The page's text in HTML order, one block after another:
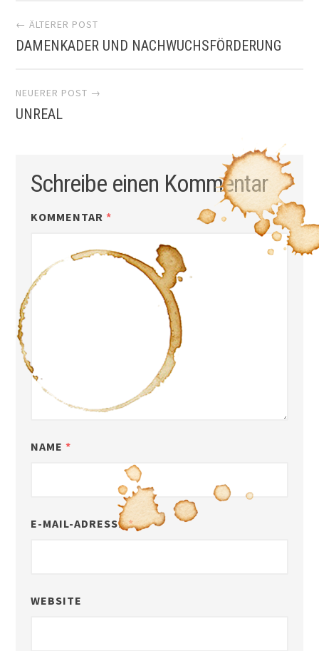
Artikel-
Navigation
← ÄLTERER POST
DAMENKADER UND NACHWUCHSFÖRDERUNG
NEUERER POST →
UNREAL
Schreibe einen Kommentar
KOMMENTAR *
NAME *
E-MAIL-ADRESSE*
WEBSITE